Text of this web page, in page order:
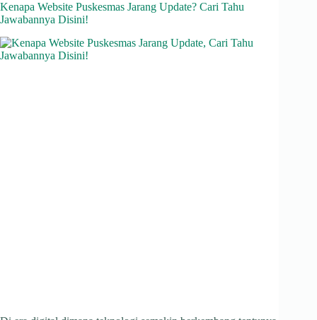
Kenapa Website Puskesmas Jarang Update? Cari Tahu
Jawabannya Disini!